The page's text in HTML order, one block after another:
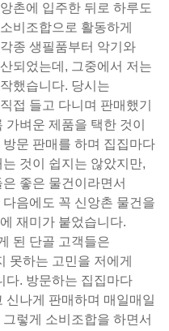
촌에 입주한 뒤로 하루도
비조합으로 활동하게
종 생필품부터 악기와
되었는데, 그중에서 저는
했습니다. 당시는
접 들고 다니며 판매했기
벼운 제품을 택한 것이
문 판매를 하며 집집마다
것이 쉽지는 않았지만,
좋은 물건이라면서
음에도 꼭 신앙촌 물건을
재미가 붙었습니다.
된 단골 고객들은
못하는 고민을 저에게
다. 방문하는 집집마다
신나게 판매하며 매일매일
렇게 소비조합을 하면서